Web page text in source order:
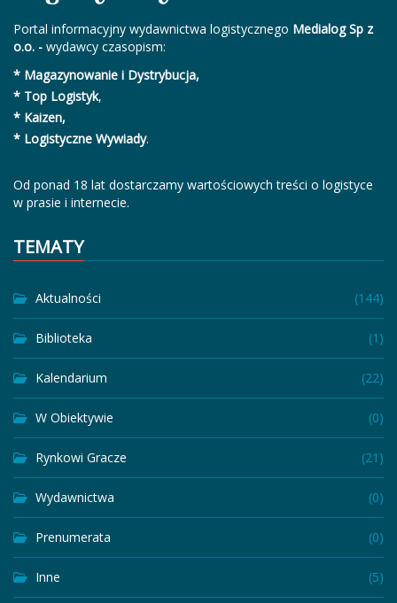
Portal informacyjny wydawnictwa logistycznego Medialog Sp z
o.o. - wydawcy czasopism:
* Magazynowanie i Dystrybucja,
* Top Logistyk,
* Kaizen,
* Logistyczne Wywiady.
Od ponad 18 lat dostarczamy wartościowych treści o logistyce
w prasie i internecie.
TEMATY
Aktualności (144)
Biblioteka (1)
Kalendarium (22)
W Obiektywie (0)
Rynkowi Gracze (21)
Wydawnictwa (0)
Prenumerata (0)
Inne (5)